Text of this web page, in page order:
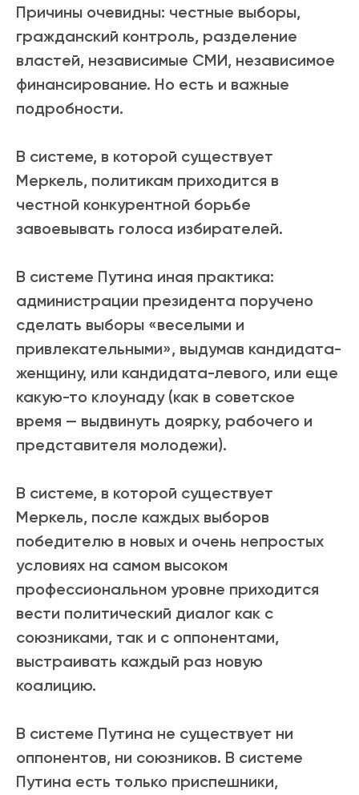
Причины очевидны: честные выборы,
гражданский контроль, разделение
властей, независимые СМИ, независимое
финансирование. Но есть и важные
подробности.
В системе, в которой существует
Меркель, политикам приходится в
честной конкурентной борьбе
завоевывать голоса избирателей.
В системе Путина иная практика:
администрации президента поручено
сделать выборы «веселыми и
привлекательными», выдумав кандидата-
женщину, или кандидата-левого, или еще
какую-то клоунаду (как в советское
время — выдвинуть доярку, рабочего и
представителя молодежи).
В системе, в которой существует
Меркель, после каждых выборов
победителю в новых и очень непростых
условиях на самом высоком
профессиональном уровне приходится
вести политический диалог как с
союзниками, так и с оппонентами,
выстраивать каждый раз новую
коалицию.
В системе Путина не существует ни
оппонентов, ни союзников. В системе
Путина есть только приспешники,